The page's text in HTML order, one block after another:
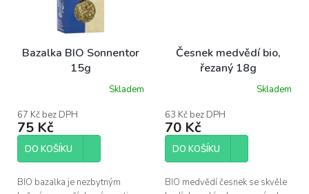
Bazalka BIO Sonnentor
15g
Skladem
67 Kč bez DPH
75 Kč
DO KOŠÍKU
BIO bazalka je nezbytným
Česnek medvědí bio,
řezaný 18g
Skladem
63 Kč bez DPH
70 Kč
DO KOŠÍKU
BIO medvědí česnek se skvěle